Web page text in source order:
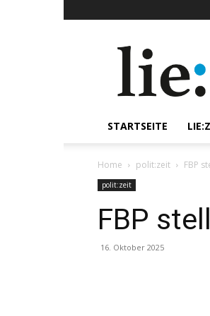
STARTSEITE
Home polit:zeit FBP
polit:zeit
FBP
16. Oktober 2025